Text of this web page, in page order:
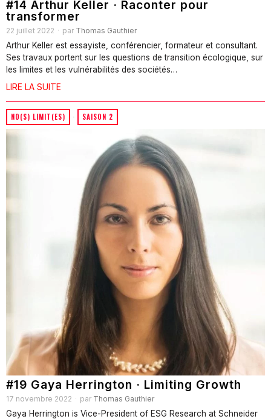
#14 Arthur Keller · Raconter pour
transformer
22 juillet 2022 par Thomas Gauthier
Arthur Keller est essayiste, conférencier, formateur et consultant.
Ses travaux portent sur les questions de transition écologique, sur
les limites et les vulnérabilités des sociétés…
LIRE LA SUITE
NO(S) LIMIT(ES) · SAISON 2
#19 Gaya Herrington · Limiting Growth
17 novembre 2022 par Thomas Gauthier
Gaya Herrington is Vice-President of ESG Research at Schneider